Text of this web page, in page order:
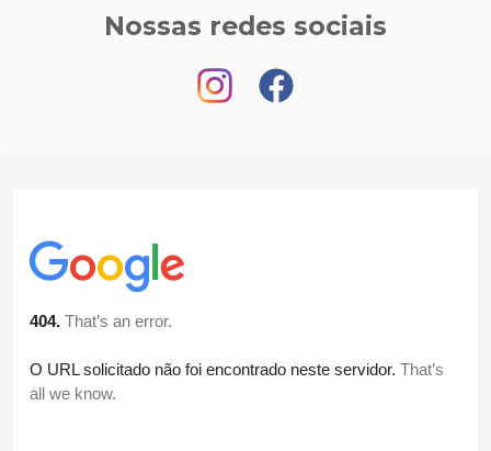
Nossas redes sociais